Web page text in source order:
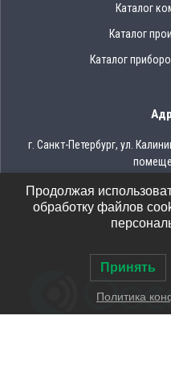
Каталог
Каталог
Каталог
г. Санкт-Петербург, ул.
Тел.: 8
Email:
Продолжая
обработку файлов
Принять
Политика